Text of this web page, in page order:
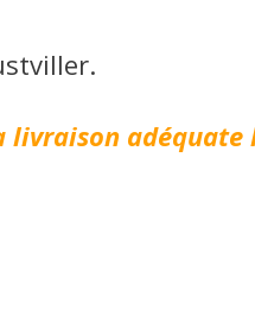
livraison adéquate